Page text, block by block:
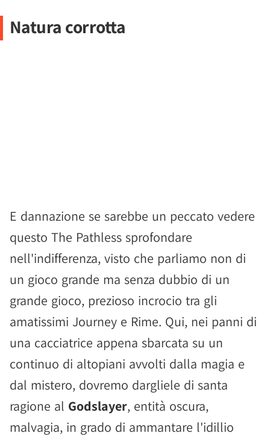
Natura corrotta
E dannazione se sarebbe un peccato vedere
questo The Pathless sprofondare
nell'indifferenza, visto che parliamo non di
un gioco grande ma senza dubbio di un
grande gioco, prezioso incrocio tra gli
amatissimi Journey e Rime. Qui, nei panni di
una cacciatrice appena sbarcata su un
continuo di altopiani avvolti dalla magia e
dal mistero, dovremo dargliele di santa
ragione al Godslayer, entità oscura,
malvagia, in grado di ammantare l'idillio